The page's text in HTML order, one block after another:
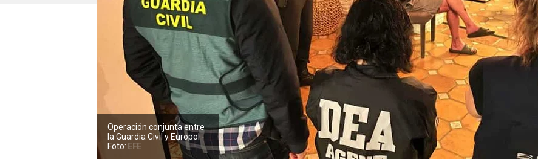
Operación conjunta entre
la Guardia Civil y Europol -
Foto: EFE